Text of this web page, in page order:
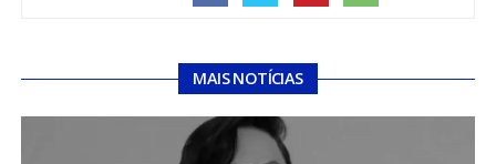
MAIS NOTÍCIAS